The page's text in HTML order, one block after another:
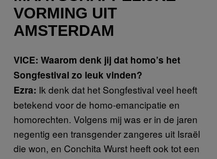
VORMING UIT
AMSTERDAM
VICE: Waarom denk jij dat homo’s het
Songfestival zo leuk vinden?
Ezra: Ik denk dat het Songfestival veel heeft
betekend voor de homo-emancipatie en
homorechten. Volgens mij was er in de jaren
negentig een transgender zangeres uit Israël
die won, en Conchita Wurst heeft ook tot een